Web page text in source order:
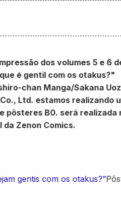
dos volumes 5 e 6
é gentil com os otakus?"
chan Manga/Sakana
Ltd. estamos realizando
pôsteres B0. será realizada
da Zenon Comics.
gentis com os otakus?”